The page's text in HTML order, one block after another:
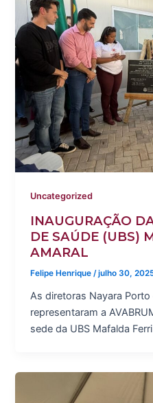
Uncategorized
INAUGURAÇÃO
DE SAÚDE (UBS)
AMARAL
Felipe Henrique/julho 30,
As diretoras Nayara Porto
representaram a
sede da UBS Mafalda